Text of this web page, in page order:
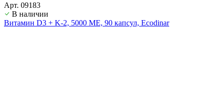
Арт. 09183
В наличии
Витамин D3 + K-2, 5000 ME, 90 капсул, Ecodinar